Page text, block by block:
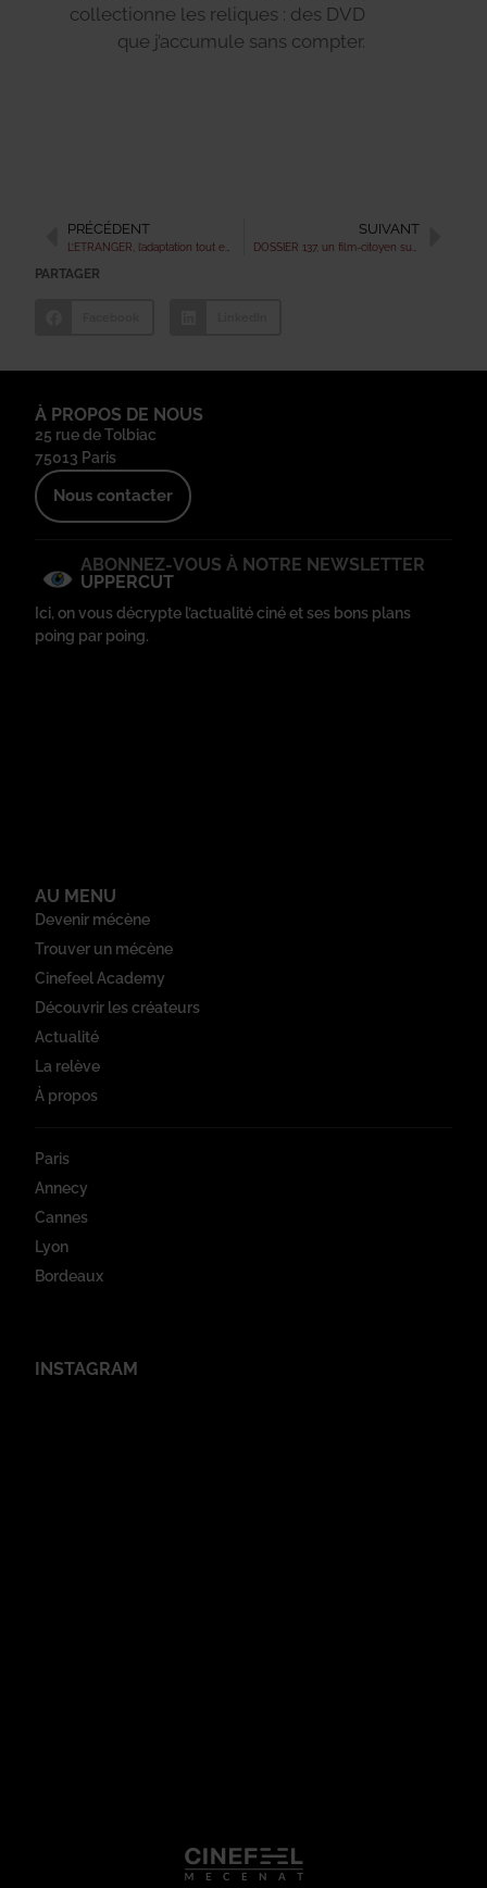
collectionne les reliques : des DVD
que j’accumule sans compter.
PRÉCÉDENT SUIVANT
PARTAGER
À PROPOS DE NOUS
25 rue de Tolbiac
75013 Paris
Nous contacter
ABONNEZ-VOUS À NOTRE NEWSLETTER
UPPERCUT
Ici, on vous décrypte l’actualité ciné et ses bons plans
poing par poing.
AU MENU
Devenir mécène
Trouver un mécène
Cinefeel Academy
Découvrir les créateurs
Actualité
La relève
À propos
Paris
Annecy
Cannes
Lyon
Bordeaux
INSTAGRAM